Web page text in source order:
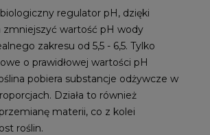
regulator pH, dzięki
wartość pH wody
zakresu od 5,5 - 6,5. Tylko
o prawidłowej wartości pH
pobiera substancje odżywcze w
Działa to również
materii, co z kolei
roślin.